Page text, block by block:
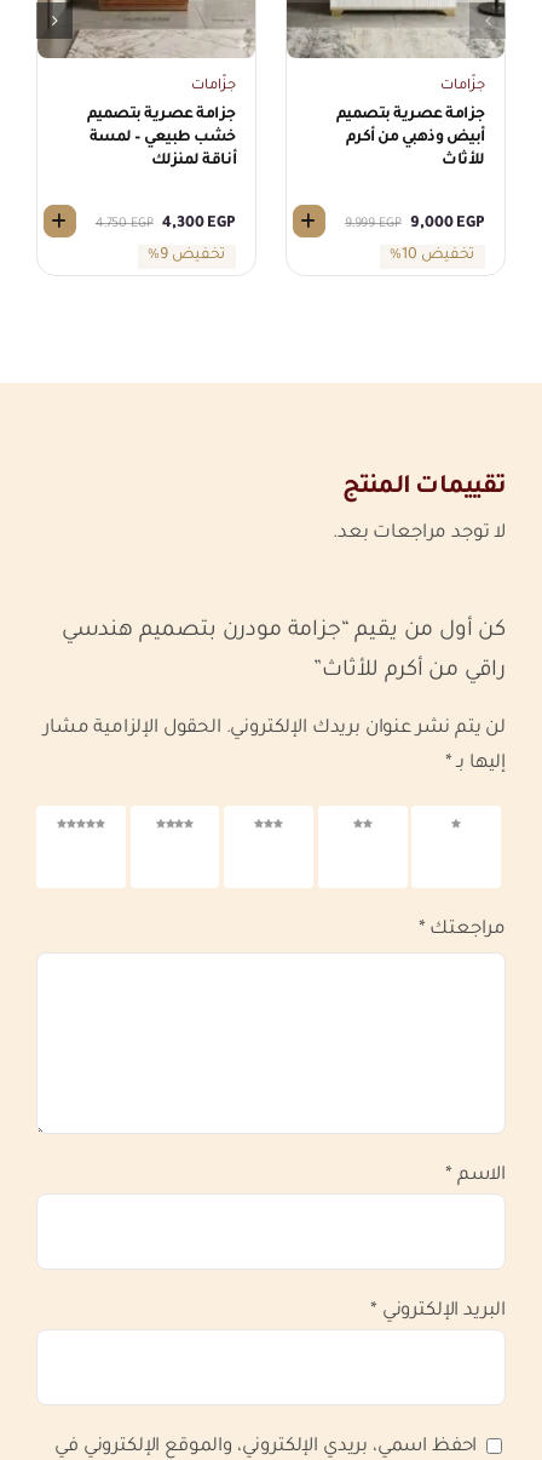
جزّامات
جزامة عصرية بتصميم
أبيض وذهبي من أكرم
للأثاث
9,999EGP
السعر
الأصلي
9,000 EGP
السعر
الحالي
تخفيض 10%
جزّامات
جزامة عصرية بتصميم
خشب طبيعي – لمسة
أناقة لمنزلك
4,750EGP
السعر
الأصلي
4,300 EGP
السعر
الحالي
تخفيض 9%
تقييمات المنتج
لا توجد مراجعات بعد.
كن أول من يقيم “جزامة مودرن بتصميم هندسي
راقي من أكرم للأثاث”
لن يتم نشر عنوان بريدك الإلكتروني. الحقول الإلزامية مشار
إليها بـ*
1 من
2 من
3 من
4 من
5 من
مراجعتك *
الاسم *
البريد الإلكتروني *
احفظ اسمي، بريدي الإلكتروني، والموقع الإلكتروني في